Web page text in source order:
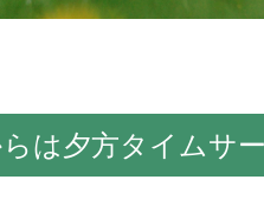
は夕方タイムサ